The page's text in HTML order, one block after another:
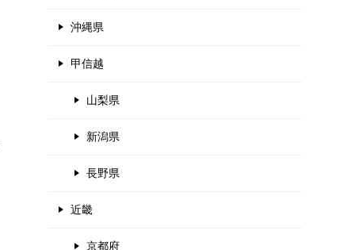
沖縄県
甲信越
山梨県
新潟県
長野県
近畿
京都府